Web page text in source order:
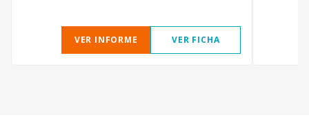
VER INFORME VER FICHA